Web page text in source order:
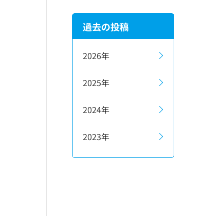
過去の投稿
2026年
2025年
2024年
2023年